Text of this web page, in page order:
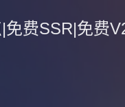
费SSR|免费